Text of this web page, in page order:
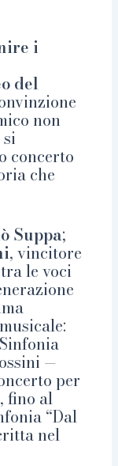
i
del
non
concerto
che
Suppa;
, vincitore
le voci
—
per
fino al
“Dal
nel